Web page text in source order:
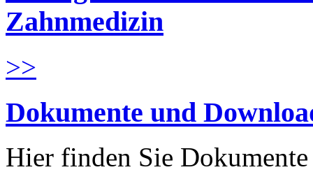
Zahnmedizin
>>
Dokumente und
Hier finden Sie